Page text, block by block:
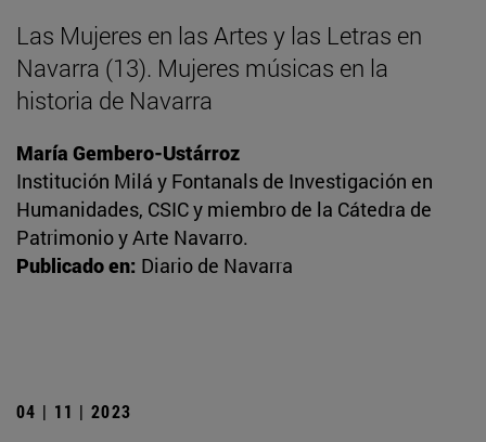
Las Mujeres en las Artes y las Letras en
Navarra (13). Mujeres músicas en la
historia de Navarra
María Gembero-Ustárroz
Institución Milá y Fontanals de Investigación en
Humanidades, CSIC y miembro de la Cátedra de
Patrimonio y Arte Navarro.
Publicado en: Diario de Navarra
04 | 11 | 2023